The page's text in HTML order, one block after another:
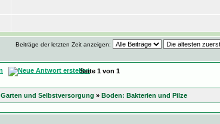
Beiträge der letzten Zeit anzeigen:
Seite 1 von 1
Garten und Selbstversorgung » Boden: Bakterien und Pilze